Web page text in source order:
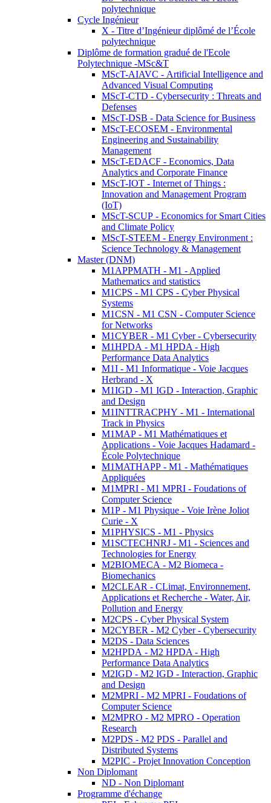
polytechnique
Cycle Ingénieur
X - Titre d’Ingénieur diplômé de l’École
polytechnique
Diplôme de formation gradué de l'Ecole
Polytechnique -MSc&T
MScT-AIAVC - Artificial Intelligence and
Advanced Visual Computing
MScT-CTD - Cybersecurity : Threats and
Defenses
MScT-DSB - Data Science for Business
MScT-ECOSEM - Environmental
Engineering and Sustainability
Management
MScT-EDACF - Economics, Data
Analytics and Corporate Finance
MScT-IOT - Internet of Things :
Innovation and Management Program
(IoT)
MScT-SCUP - Economics for Smart Cities
and Climate Policy
MScT-STEEM - Energy Environment :
Science Technology & Management
Master (DNM)
M1APPMATH - M1 - Applied
Mathematics and statistics
M1CPS - M1 CPS - Cyber Physical
Systems
M1CSN - M1 CSN - Computer Science
for Networks
M1CYBER - M1 Cyber - Cybersecurity
M1HPDA - M1 HPDA - High
Performance Data Analytics
M1I - M1 Informatique - Voie Jacques
Herbrand - X
M1IGD - M1 IGD - Interaction, Graphic
and Design
M1INTTRACPHY - M1 - International
Track in Physics
M1MAP - M1 Mathématiques et
Applications - Voie Jacques Hadamard -
École Polytechnique
M1MATHAPP - M1 - Mathématiques
Appliquées
M1MPRI - M1 MPRI - Foudations of
Computer Science
M1P - M1 Physique - Voie Irène Joliot
Curie - X
M1PHYSICS - M1 - Physics
M1SCTECHNRJ - M1 - Sciences and
Technologies for Energy
M2BIOMECA - M2 Biomeca -
Biomechanics
M2CLEAR - CLimat, Environnement,
Applications et Recherche - Water, Air,
Pollution and Energy
M2CPS - Cyber Physical System
M2CYBER - M2 Cyber - Cybersecurity
M2DS - Data Sciences
M2HPDA - M2 HPDA - High
Performance Data Analytics
M2IGD - M2 IGD - Interaction, Graphic
and Design
M2MPRI - M2 MPRI - Foudations of
Computer Science
M2MPRO - M2 MPRO - Operation
Research
M2PDS - M2 PDS - Parallel and
Distributed Systems
M2PIC - Projet Innovation Conception
Non Diplomant
ND - Non Diplomant
Programme d'échange